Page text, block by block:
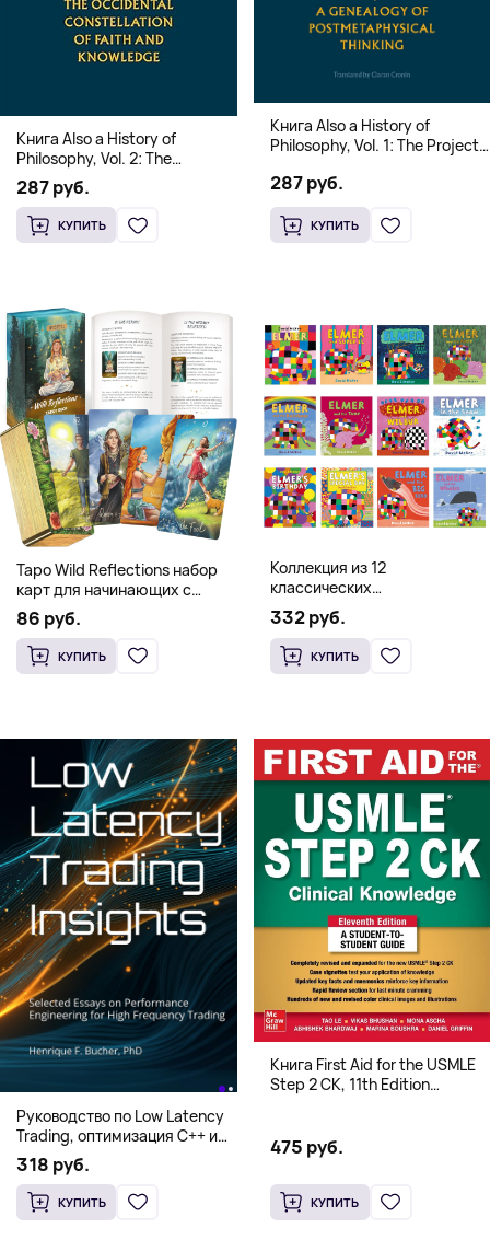
Книга Also a History of
Philosophy, Vol. 2: The
Occidental Constellation of
Faith and Knowledge
(Твердый переплет)
287 руб.
КУПИТЬ
Книга Also a History of
Philosophy, Vol. 1: The Project
Postmetaphysical Thinking
(Твердый переплет)
287 руб.
КУПИТЬ
Таро Wild Reflections набор
карт для начинающих с
книгой (78 карт, золочёные
края)
86 руб.
КУПИТЬ
Коллекция из 12
классических
иллюстрированных книг об
Элмере от Дэвида Макки
332 руб.
КУПИТЬ
Руководство по Low Latency
Trading, оптимизация C++ и
системная архитектура для
HFT
318 руб.
КУПИТЬ
Книга First Aid for the USMLE
Step 2 CK, 11th Edition
475 руб.
КУПИТЬ